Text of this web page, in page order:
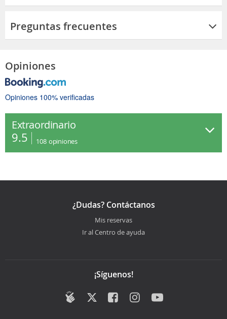
Preguntas frecuentes
Opiniones
Opiniones 100% verificadas
Extraordinario
9.5 108 opiniones
¿Dudas? Contáctanos
Mis reservas
Ir al Centro de ayuda
¡Síguenos!